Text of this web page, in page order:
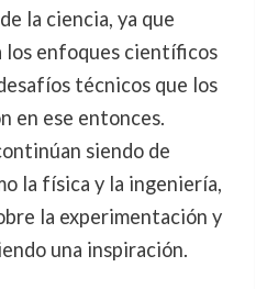
la ciencia, ya que
los enfoques científicos
técnicos que los
en ese entonces.
siendo de
la física y la ingeniería,
la experimentación y
una inspiración.